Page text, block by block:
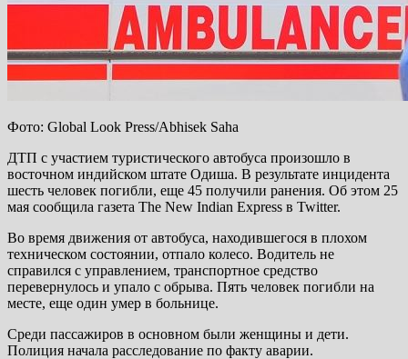
Фото: Global Look Press/Abhisek Saha
ДТП с участием туристического автобуса произошло в
восточном индийском штате Одиша. В результате инцидента
шесть человек погибли, еще 45 получили ранения. Об этом 25
мая сообщила газета The New Indian Express в Twitter.
Во время движения от автобуса, находившегося в плохом
техническом состоянии, отпало колесо. Водитель не
справился с управлением, транспортное средство
перевернулось и упало с обрыва. Пять человек погибли на
месте, еще один умер в больнице.
Среди пассажиров в основном были женщины и дети.
Полиция начала расследование по факту аварии.